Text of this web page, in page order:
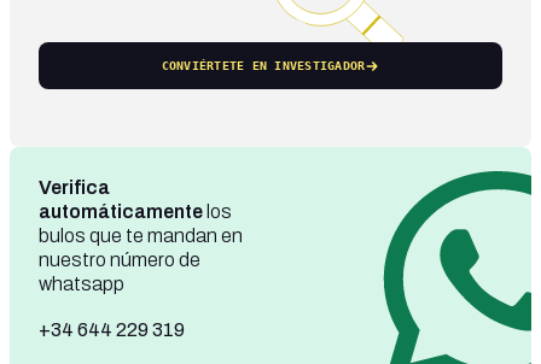
CONVIÉRTETE EN INVESTIGADOR
Verifica
automáticamente los
bulos que te mandan en
nuestro número de
whatsapp
+34 644 229 319